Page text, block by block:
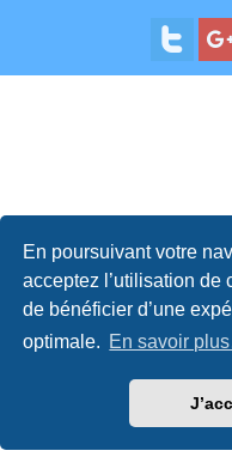
En poursuivant votre
acceptez l’utilisation de
de bénéficier d’une
optimale. En savoir